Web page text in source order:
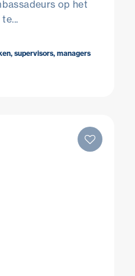
op het
supervisors, managers